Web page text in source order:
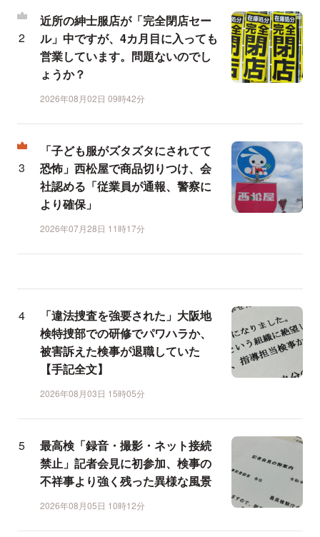
近所の紳士服店が「完全閉店セー
ル」中ですが、4カ月目に入っても
営業しています。問題ないのでし
ょうか？
2026年08月02日 09時42分
「子ども服がズタズタにされてて
恐怖」西松屋で商品切りつけ、会
社認める「従業員が通報、警察に
より確保」
2026年07月28日 11時17分
「違法捜査を強要された」大阪地
検特捜部での研修でパワハラか、
被害訴えた検事が退職していた
【手記全文】
2026年08月03日 15時05分
最高検「録音・撮影・ネット接続
禁止」記者会見に初参加、検事の
不祥事より強く残った異様な風景
2026年08月05日 10時12分